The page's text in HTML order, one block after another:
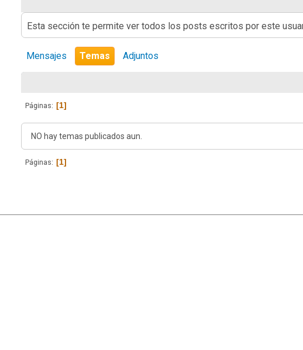
Esta sección te permite ver todos los posts escritos por este
Mensajes Temas Adjuntos
Páginas 1
NO hay temas publicados aun.
Páginas 1